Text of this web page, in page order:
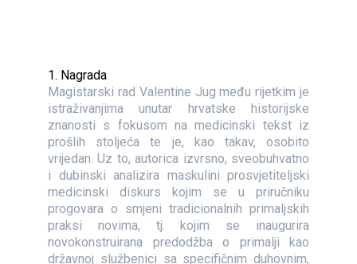
1. Nagrada
Magistarski rad Valentine Jug među rijetkim je
istraživanjima unutar hrvatske historijske
znanosti s fokusom na medicinski tekst iz
prošlih stoljeća te je, kao takav, osobito
vrijedan. Uz to, autorica izvrsno, sveobuhvatno
i dubinski analizira maskulini prosvjetiteljski
medicinski diskurs kojim se u priručniku
progovara o smjeni tradicionalnih primaljskih
praksi novima, tj. kojim se inaugurira
novokonstruirana predodžba o primalji kao
državnoj službenici sa specifičnim duhovnim,